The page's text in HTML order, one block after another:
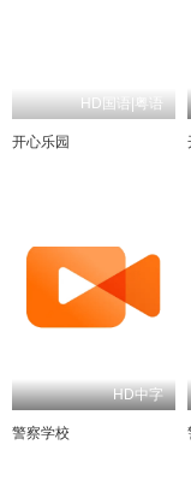
HD国语|粤语
开心乐园
HD中字
警察学校